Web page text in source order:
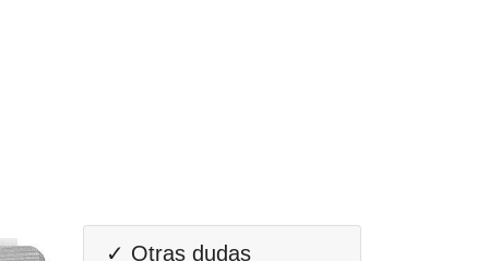
✓ Otras dudas